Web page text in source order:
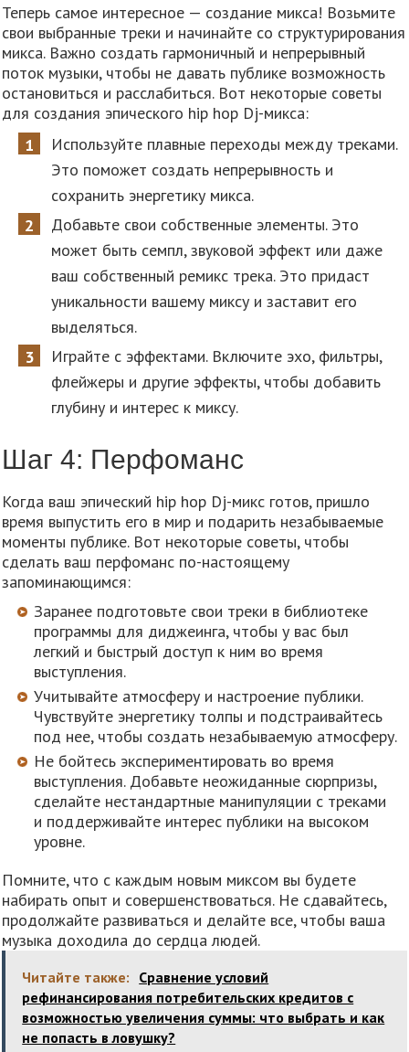
Теперь самое интересное — создание микса! Возьмите
свои выбранные треки и начинайте со структурирования
микса. Важно создать гармоничный и непрерывный
поток музыки, чтобы не давать публике возможность
остановиться и расслабиться. Вот некоторые советы
для создания эпического hip hop Dj-микса:
Используйте плавные переходы между треками.
Это поможет создать непрерывность и
сохранить энергетику микса.
Добавьте свои собственные элементы. Это
может быть семпл, звуковой эффект или даже
ваш собственный ремикс трека. Это придаст
уникальности вашему миксу и заставит его
выделяться.
Играйте с эффектами. Включите эхо, фильтры,
флейжеры и другие эффекты, чтобы добавить
глубину и интерес к миксу.
Шаг 4: Перфоманс
Когда ваш эпический hip hop Dj-микс готов, пришло
время выпустить его в мир и подарить незабываемые
моменты публике. Вот некоторые советы, чтобы
сделать ваш перфоманс по-настоящему
запоминающимся:
Заранее подготовьте свои треки в библиотеке
программы для диджеинга, чтобы у вас был
легкий и быстрый доступ к ним во время
выступления.
Учитывайте атмосферу и настроение публики.
Чувствуйте энергетику толпы и подстраивайтесь
под нее, чтобы создать незабываемую атмосферу.
Не бойтесь экспериментировать во время
выступления. Добавьте неожиданные сюрпризы,
сделайте нестандартные манипуляции с треками
и поддерживайте интерес публики на высоком
уровне.
Помните, что с каждым новым миксом вы будете
набирать опыт и совершенствоваться. Не сдавайтесь,
продолжайте развиваться и делайте все, чтобы ваша
музыка доходила до сердца людей.
Читайте также: Сравнение условий
рефинансирования потребительских кредитов с
возможностью увеличения суммы: что выбрать и как
не попасть в ловушку?